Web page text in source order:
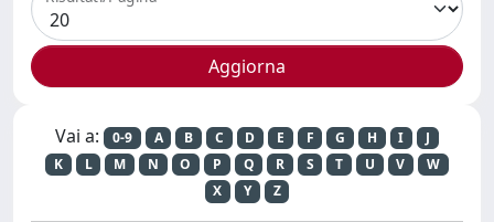
Vai a: 0-9 A B C D E F G H I
J
K
L M N O P Q R S T U V
W
X
Y Z